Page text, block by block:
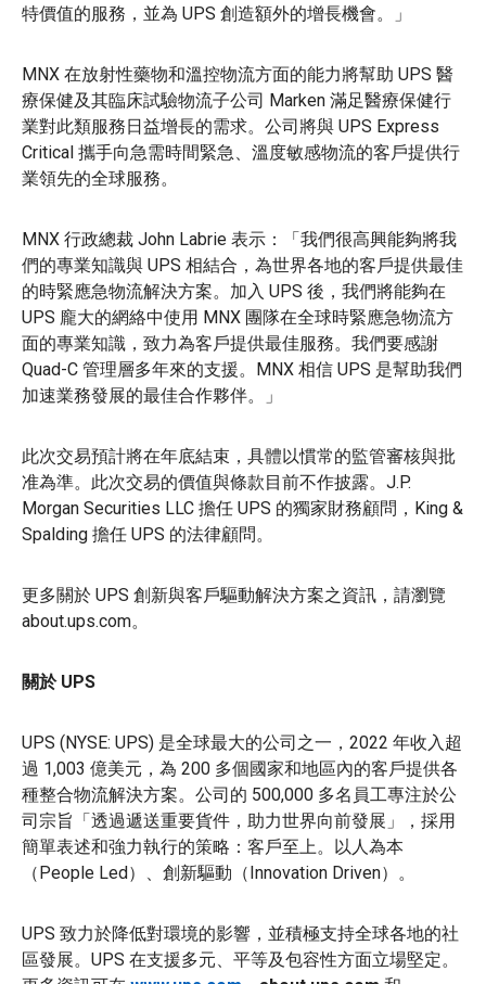
特價值的服務，並為 UPS 創造額外的增長機會。」
MNX 在放射性藥物和溫控物流方面的能力將幫助 UPS 醫
療保健及其臨床試驗物流子公司 Marken 滿足醫療保健行
業對此類服務日益增長的需求。公司將與 UPS Express
Critical 攜手向急需時間緊急、溫度敏感物流的客戶提供行
業領先的全球服務。
MNX 行政總裁 John Labrie 表示：「我們很高興能夠將我
們的專業知識與 UPS 相結合，為世界各地的客戶提供最佳
的時緊應急物流解決方案。加入 UPS 後，我們將能夠在
UPS 龐大的網絡中使用 MNX 團隊在全球時緊應急物流方
面的專業知識，致力為客戶提供最佳服務。我們要感謝
Quad-C 管理層多年來的支援。MNX 相信 UPS 是幫助我們
加速業務發展的最佳合作夥伴。」
此次交易預計將在年底結束，具體以慣常的監管審核與批
准為準。此次交易的價值與條款目前不作披露。J.P.
Morgan Securities LLC 擔任 UPS 的獨家財務顧問，King &
Spalding 擔任 UPS 的法律顧問。
更多關於 UPS 創新與客戶驅動解決方案之資訊，請瀏覽
about.ups.com。
關於 UPS
UPS (NYSE: UPS) 是全球最大的公司之一，2022 年收入超
過 1,003 億美元，為 200 多個國家和地區內的客戶提供各
種整合物流解決方案。公司的 500,000 多名員工專注於公
司宗旨「透過遞送重要貨件，助力世界向前發展」，採用
簡單表述和強力執行的策略：客戶至上。以人為本
（People Led）、創新驅動（Innovation Driven）。
UPS 致力於降低對環境的影響，並積極支持全球各地的社
區發展。UPS 在支援多元、平等及包容性方面立場堅定。